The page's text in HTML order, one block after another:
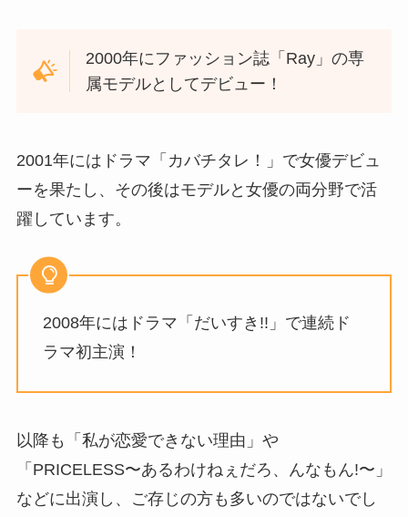
2000年にファッション誌「Ray」の専
属モデルとしてデビュー！
2001年にはドラマ「カバチタレ！」で女優デビュ
ーを果たし、その後はモデルと女優の両分野で活
躍しています。
2008年にはドラマ「だいすき!!」で連続ド
ラマ初主演！
以降も「私が恋愛できない理由」や
「PRICELESS〜あるわけねぇだろ、んなもん!〜」
などに出演し、ご存じの方も多いのではないでし